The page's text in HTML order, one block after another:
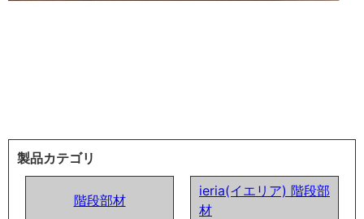
製品カテゴリ
階段部材
ieria(イエリア) 階段部
材